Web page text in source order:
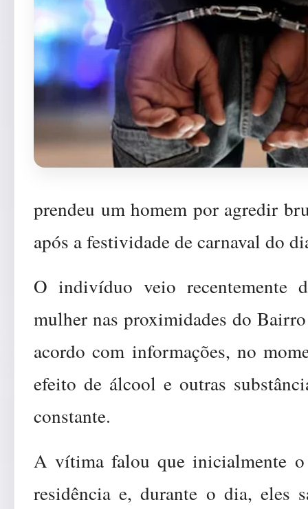
prendeu um homem por agredir
após a festividade de carnaval do
O indivíduo veio recentemente
mulher nas proximidades do
acordo com informações, no
efeito de álcool e outras
constante.
A vítima falou que inicialmente o
residência e, durante o dia, eles